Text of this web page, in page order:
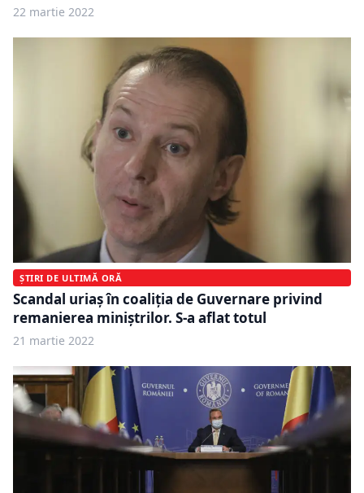
22 martie 2022
ȘTIRI DE ULTIMĂ ORĂ
Scandal uriaș în coaliția de Guvernare privind
remanierea miniștrilor. S-a aflat totul
21 martie 2022